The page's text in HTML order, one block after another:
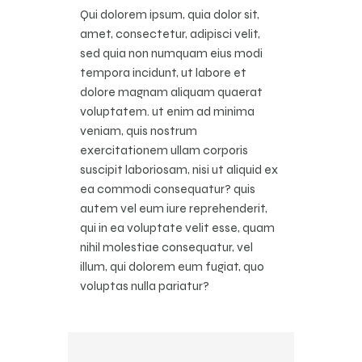
Qui dolorem ipsum, quia dolor sit,
amet, consectetur, adipisci velit,
sed quia non numquam eius modi
tempora incidunt, ut labore et
dolore magnam aliquam quaerat
voluptatem. ut enim ad minima
veniam, quis nostrum
exercitationem ullam corporis
suscipit laboriosam, nisi ut aliquid ex
ea commodi consequatur? quis
autem vel eum iure reprehenderit,
qui in ea voluptate velit esse, quam
nihil molestiae consequatur, vel
illum, qui dolorem eum fugiat, quo
voluptas nulla pariatur?